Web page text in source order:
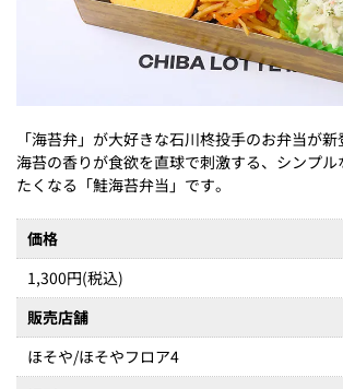
「海苔弁」が大好きな石川柊投手のお弁当が
海苔の香りが食欲を直球で刺激する、シンプ
たくなる「鮭海苔弁当」です。
価格
1,300円(税込)
販売店舗
ほそや/ほそやフロア4